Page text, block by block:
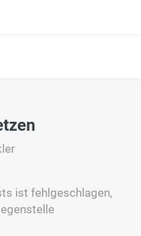
ist fehlgeschlagen,